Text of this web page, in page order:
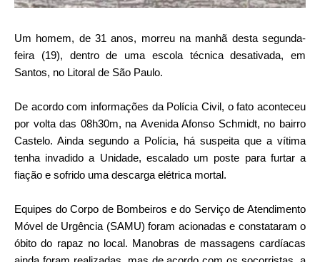
Um homem, de 31 anos, morreu na manhã desta segunda-
feira (19), dentro de uma escola técnica desativada, em
Santos, no Litoral de São Paulo.
De acordo com informações da Polícia Civil, o fato aconteceu
por volta das 08h30m, na Avenida Afonso Schmidt, no bairro
Castelo. Ainda segundo a Polícia, há suspeita que a vítima
tenha invadido a Unidade, escalado um poste para furtar a
fiação e sofrido uma descarga elétrica mortal.
Equipes do Corpo de Bombeiros e do Serviço de Atendimento
Móvel de Urgência (SAMU) foram acionadas e constataram o
óbito do rapaz no local. Manobras de massagens cardíacas